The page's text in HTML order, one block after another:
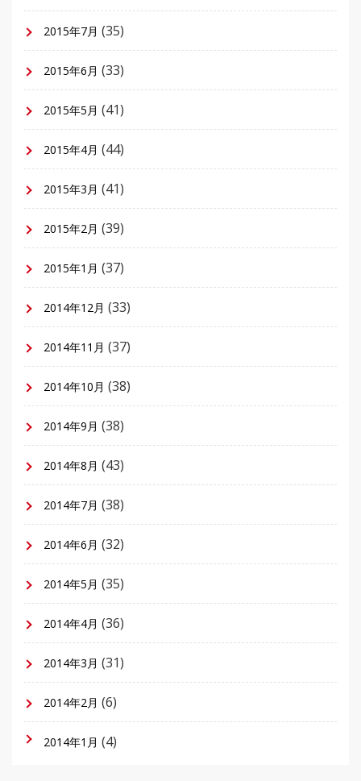
2015年7月 (35)
2015年6月 (33)
2015年5月 (41)
2015年4月 (44)
2015年3月 (41)
2015年2月 (39)
2015年1月 (37)
2014年12月 (33)
2014年11月 (37)
2014年10月 (38)
2014年9月 (38)
2014年8月 (43)
2014年7月 (38)
2014年6月 (32)
2014年5月 (35)
2014年4月 (36)
2014年3月 (31)
2014年2月 (6)
2014年1月 (4)